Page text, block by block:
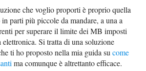
che voglio proporti è proprio quella
parti più piccole da mandare, a una a
per superare il limite dei MB imposti
Si tratta di una soluzione
ti ho proposto nella mia guida sucome
ma comunque è altrettanto efficace.